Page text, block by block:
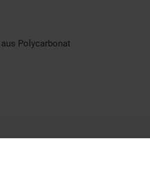
Polycarbonat